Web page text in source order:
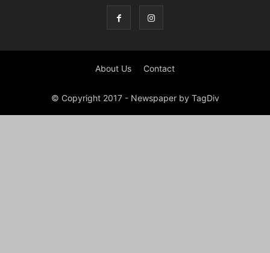
About Us Contact
© Copyright 2017 - Newspaper by TagDiv